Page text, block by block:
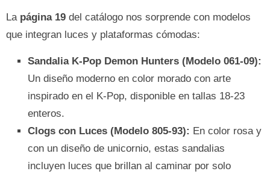
La página 19 del catálogo nos sorprende con modelos
que integran luces y plataformas cómodas:
Sandalia K-Pop Demon Hunters (Modelo 061-09):
Un diseño moderno en color morado con arte
inspirado en el K-Pop, disponible en tallas 18-23
enteros.
Clogs con Luces (Modelo 805-93): En color rosa y
con un diseño de unicornio, estas sandalias
incluyen luces que brillan al caminar por solo